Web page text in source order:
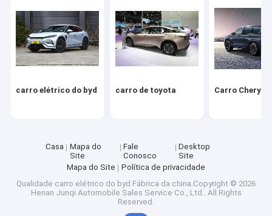
carro elétrico do byd carro de toyota Carro Chery
Casa
Mapa do
Site
Fale
Conosco
Desktop
Site
Mapa do Site
Política de privacidade
Qualidade carro elétrico do byd Fábrica da china.Copyright © 2026
Henan Junqi Automobile Sales Service Co., Ltd.. All Rights
Reserved.